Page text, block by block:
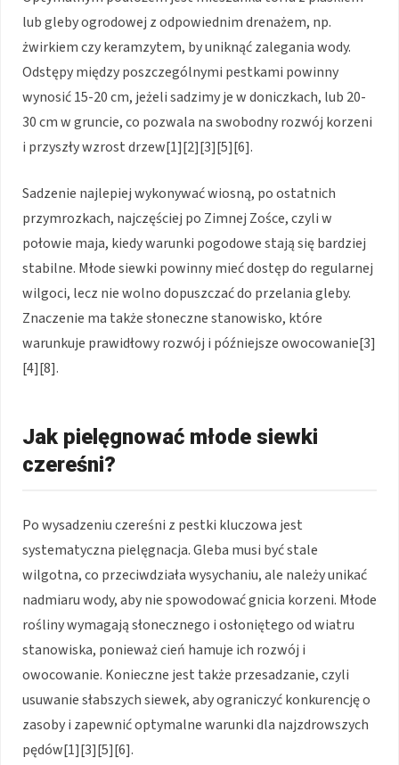
lub gleby ogrodowej z odpowiednim drenażem, np.
żwirkiem czy keramzytem, by uniknąć zalegania wody.
Odstępy między poszczególnymi pestkami powinny
wynosić 15-20 cm, jeżeli sadzimy je w doniczkach, lub 20-
30 cm w gruncie, co pozwala na swobodny rozwój korzeni
i przyszły wzrost drzew[1][2][3][5][6].
Sadzenie najlepiej wykonywać wiosną, po ostatnich
przymrozkach, najczęściej po Zimnej Zośce, czyli w
połowie maja, kiedy warunki pogodowe stają się bardziej
stabilne. Młode siewki powinny mieć dostęp do regularnej
wilgoci, lecz nie wolno dopuszczać do przelania gleby.
Znaczenie ma także słoneczne stanowisko, które
warunkuje prawidłowy rozwój i późniejsze owocowanie[3]
[4][8].
Jak pielęgnować młode siewki
czereśni?
Po wysadzeniu czereśni z pestki kluczowa jest
systematyczna pielęgnacja. Gleba musi być stale
wilgotna, co przeciwdziała wysychaniu, ale należy unikać
nadmiaru wody, aby nie spowodować gnicia korzeni. Młode
rośliny wymagają słonecznego i osłoniętego od wiatru
stanowiska, ponieważ cień hamuje ich rozwój i
owocowanie. Konieczne jest także przesadzanie, czyli
usuwanie słabszych siewek, aby ograniczyć konkurencję o
zasoby i zapewnić optymalne warunki dla najzdrowszych
pędów[1][3][5][6].